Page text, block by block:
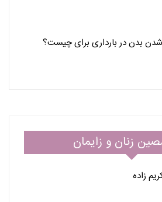
بدن در بارداری برای چیست؟
زنان و زایمان
زاده